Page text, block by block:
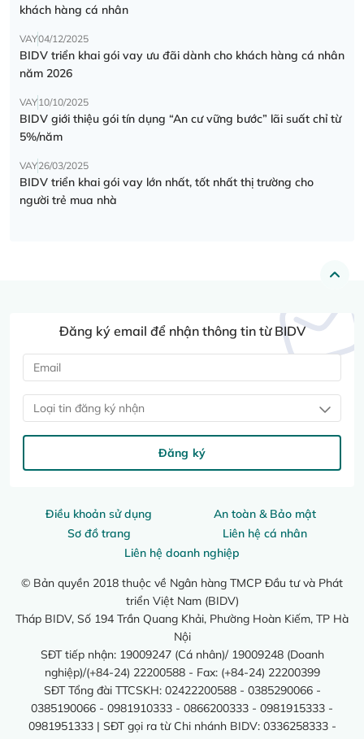
khách hàng cá nhân
VAY04/12/2025
BIDV triển khai gói vay ưu đãi dành cho khách hàng cá nhân
năm 2026
VAY10/10/2025
BIDV giới thiệu gói tín dụng “An cư vững bước” lãi suất chỉ từ
5%/năm
VAY26/03/2025
BIDV triển khai gói vay lớn nhất, tốt nhất thị trường cho
người trẻ mua nhà
Điều khoản sử dụng
An toàn & Bảo mật
Sơ đồ trang
Liên hệ cá nhân
Liên hệ doanh nghiệp
© Bản quyền 2018 thuộc về Ngân hàng TMCP Đầu tư và Phát
triển Việt Nam (BIDV)
Tháp BIDV, Số 194 Trần Quang Khải, Phường Hoàn Kiếm, TP Hà
Nội
SĐT tiếp nhận: 19009247 (Cá nhân)/ 19009248 (Doanh
nghiệp)/(+84-24) 22200588 - Fax: (+84-24) 22200399
SĐT Tổng đài TTCSKH: 02422200588 - 0385290066 -
0385190066 - 0981910333 - 0866200333 - 0981915333 -
0981951333 | SĐT gọi ra từ Chi nhánh BIDV: 0336258333 -
Đăng ký email để nhận thông tin từ BIDV
Loại tin đăng ký nhận
Đăng ký